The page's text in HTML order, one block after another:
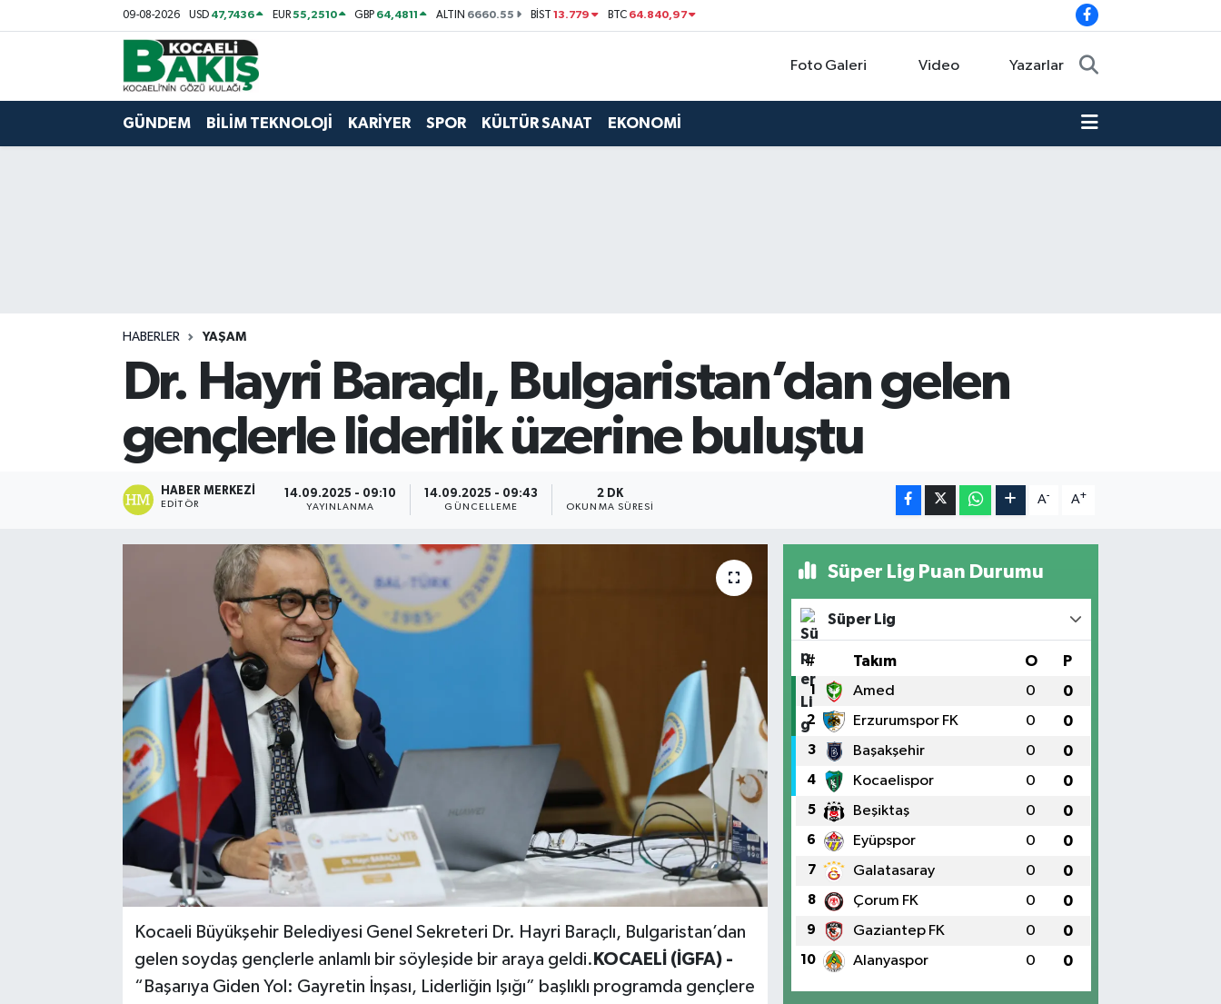
09-08-2026 USD 47,7436 EUR55,2510 GBP 64,4811 ALTIN 6660.55 BİST13.779 BTC 64.840,97
Foto Galeri Video Yazarlar
GÜNDEM BİLİM TEKNOLOJİ KARİYER SPOR KÜLTÜR SANAT EKONOMİ
HABERLER YAŞAM
Dr. Hayri Baraçlı, Bulgaristan’dan gelen
gençlerle liderlik üzerine buluştu
HABER MERKEZI
EDITÖR
14.09.2025 - 09:10
YAYINLANMA
14.09.2025 - 09:43
GÜNCELLEME
2 DK
OKUNMA SÜRESI
A- A+
Kocaeli Büyükşehir Belediyesi Genel Sekreteri Dr. Hayri Baraçlı, Bulgaristan’dan
gelen soydaş gençlerle anlamlı bir söyleşide bir araya geldi. KOCAELİ (İGFA) -
“Başarıya Giden Yol: Gayretin İnşası, Liderliğin Işığı” başlıklı programda gençlere
Süper Lig Puan Durumu
Süper Lig
# Takım O P
1 Amed 0 0
2 Erzurumspor FK 0 0
3 Başakşehir 0 0
4 Kocaelispor 0 0
5 Beşiktaş 0 0
6 Eyüpspor 0 0
7 Galatasaray 0 0
8 Çorum FK 0 0
9 Gaziantep FK 0 0
10 Alanyaspor 0 0
Kocaeli Nöbetçi Eczaneler
Kocaeli Hava Durumu